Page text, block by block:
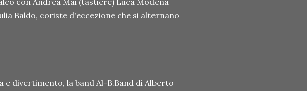
con Andrea Mai (tastiere) Luca Modena
Baldo, coriste d'eccezione che si alternano
e divertimento, la band Al-B.Band di Alberto